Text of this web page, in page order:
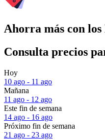
Ahorra más con los
Consulta precios
Hoy
10 ago - 11 ago
Mañana
11 ago - 12 ago
Este fin de semana
14 ago - 16 ago
Próximo fin de semana
21 ago - 23 ago